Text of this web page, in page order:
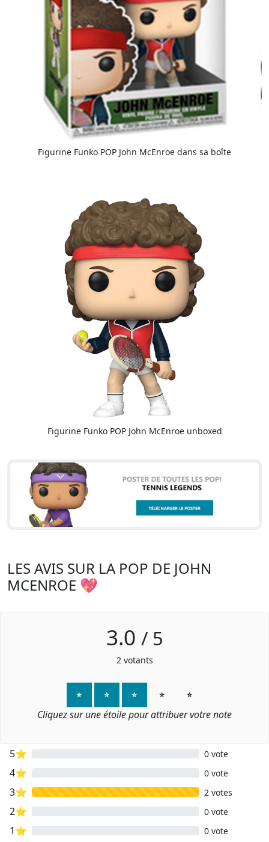
Figurine Funko POP John McEnroe dans sa boîte
Figurine Funko POP John McEnroe unboxed
LES AVIS SUR LA POP DE JOHN
MCENROE 💖
3.0 / 5
2 votants
⭐ ⭐ ⭐ ⭐ ⭐
Cliquez sur une étoile pour attribuer votre note
5⭐ 0 vote
4⭐ 0 vote
3⭐ 2 votes
2⭐ 0 vote
1⭐ 0 vote